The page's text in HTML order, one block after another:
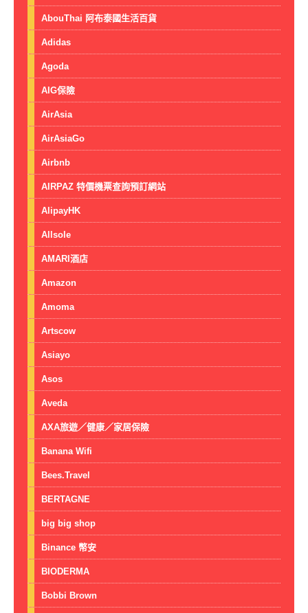
AbouThai 阿布泰國生活百貨
Adidas
Agoda
AIG保險
AirAsia
AirAsiaGo
Airbnb
AIRPAZ 特價機票查詢預訂網站
AlipayHK
Allsole
AMARI酒店
Amazon
Amoma
Artscow
Asiayo
Asos
Aveda
AXA旅遊／健康／家居保險
Banana Wifi
Bees.Travel
BERTAGNE
big big shop
Binance 幣安
BIODERMA
Bobbi Brown